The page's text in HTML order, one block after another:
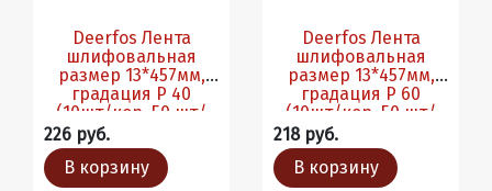
Deerfos Лента
шлифовальная
размер 13*457мм,
градация Р 40
(10шт/кор, 50 шт/
226 руб.
В корзину
Deerfos Лента
шлифовальная
размер 13*457мм,
градация Р 60
(10шт/кор, 50 шт/
218 руб.
В корзину